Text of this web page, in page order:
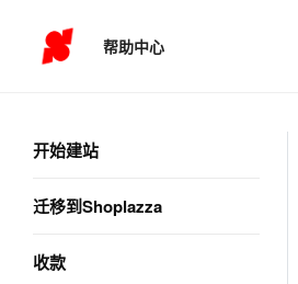
帮助中心
开始建站
迁移到Shoplazza
收款